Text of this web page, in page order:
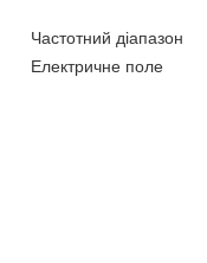
Частотний діапазон
Електричне поле